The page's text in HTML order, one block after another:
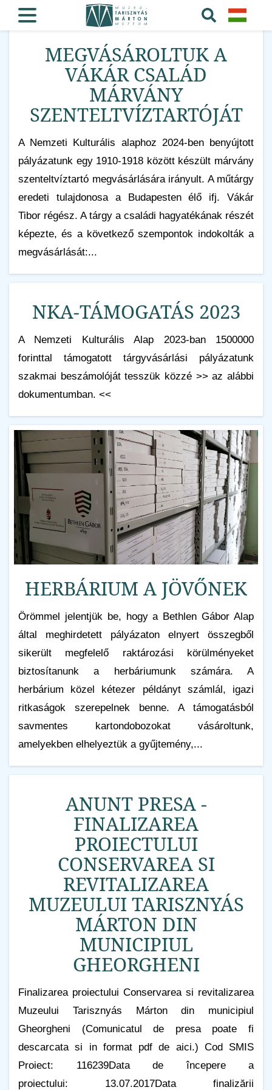
MEGVÁSÁROLTUK A
VÁKÁR CSALÁD
MÁRVÁNY
SZENTELTVÍZTARTÓJÁT
A Nemzeti Kulturális alaphoz 2024-ben benyújtott
pályázatunk egy 1910-1918 között készült márvány
szenteltvíztartó megvásárlására irányult. A műtárgy
eredeti tulajdonosa a Budapesten élő ifj. Vákár
Tibor régész. A tárgy a családi hagyatékának részét
képezte, és a következő szempontok indokolták a
megvásárlását:...
NKA-TÁMOGATÁS 2023
A Nemzeti Kulturális Alap 2023-ban 1500000
forinttal támogatott tárgyvásárlási pályázatunk
szakmai beszámolóját tesszük közzé >> az alábbi
dokumentumban. <<
HERBÁRIUM A JÖVŐNEK
Örömmel jelentjük be, hogy a Bethlen Gábor Alap
által meghirdetett pályázaton elnyert összegből
sikerült megfelelő raktározási körülményeket
biztosítanunk a herbáriumunk számára. A
herbárium közel kétezer példányt számlál, igazi
ritkaságok szerepelnek benne. A támogatásból
savmentes kartondobozokat vásároltunk,
amelyekben elhelyeztük a gyűjtemény,...
ANUNT PRESA -
FINALIZAREA
PROIECTULUI
CONSERVAREA SI
REVITALIZAREA
MUZEULUI TARISZNYÁS
MÁRTON DIN
MUNICIPIUL
GHEORGHENI
Finalizarea proiectului Conservarea si revitalizarea
Muzeului Tarisznyás Márton din municipiul
Gheorgheni (Comunicatul de presa poate fi
descarcata si in format pdf de aici.) Cod SMIS
Proiect: 116239Data de începere a
proiectului: 13.07.2017Data finalizării